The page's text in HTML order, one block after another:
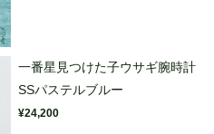
一番星見つけた子ウサギ腕時計
SSパステルブルー
¥24,200